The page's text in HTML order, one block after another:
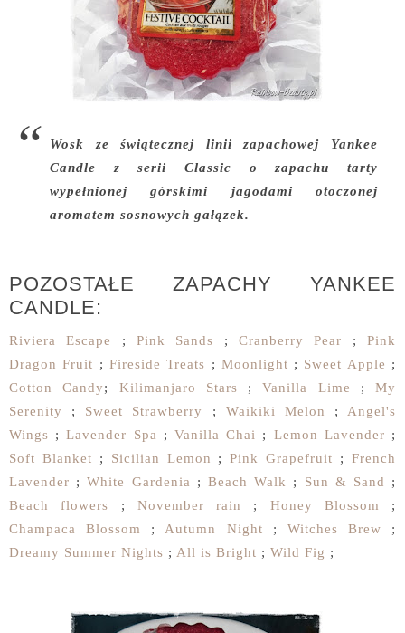
Wosk ze świątecznej linii zapachowej Yankee
Candle z serii Classic o zapachu tarty
wypełnionej górskimi jagodami otoczonej
aromatem sosnowych gałązek.
POZOSTAŁE ZAPACHY YANKEE
CANDLE:
Riviera Escape ;Pink Sands ;Cranberry Pear ;Pink
Dragon Fruit ; Fireside Treats ; Moonlight ; Sweet Apple ;
Cotton Candy; Kilimanjaro Stars ;Vanilla Lime ; My
Serenity
; Sweet Strawberry ; Waikiki Melon ; Angel's
Wings ;Lavender Spa ;Vanilla Chai ; Lemon Lavender ;
Soft Blanket ; Sicilian Lemon ;Pink Grapefruit ;French
Lavender ;White Gardenia ; Beach Walk ; Sun & Sand ;
Beach flowers ; November rain ; Honey Blossom
;
Champaca Blossom
; Autumn Night ; Witches Brew ;
Dreamy Summer Nights ; All is Bright ; Wild Fig ;